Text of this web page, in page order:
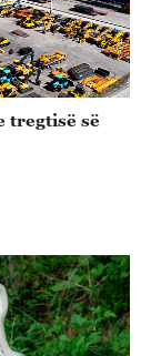
tregtisë së